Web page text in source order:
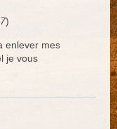
)
enlever mes
je vous